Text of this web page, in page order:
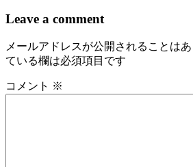
ナ
ゲ
シ
Leave a comment
メールアドレスが公開されることはあ
ている欄は必須項目です
コメント ※